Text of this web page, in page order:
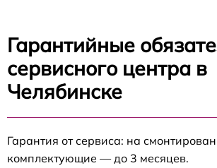
Гарантийные
сервисного центра в
Челябинске
Гарантия от сервиса: на
комплектующие — до 3 месяцев.